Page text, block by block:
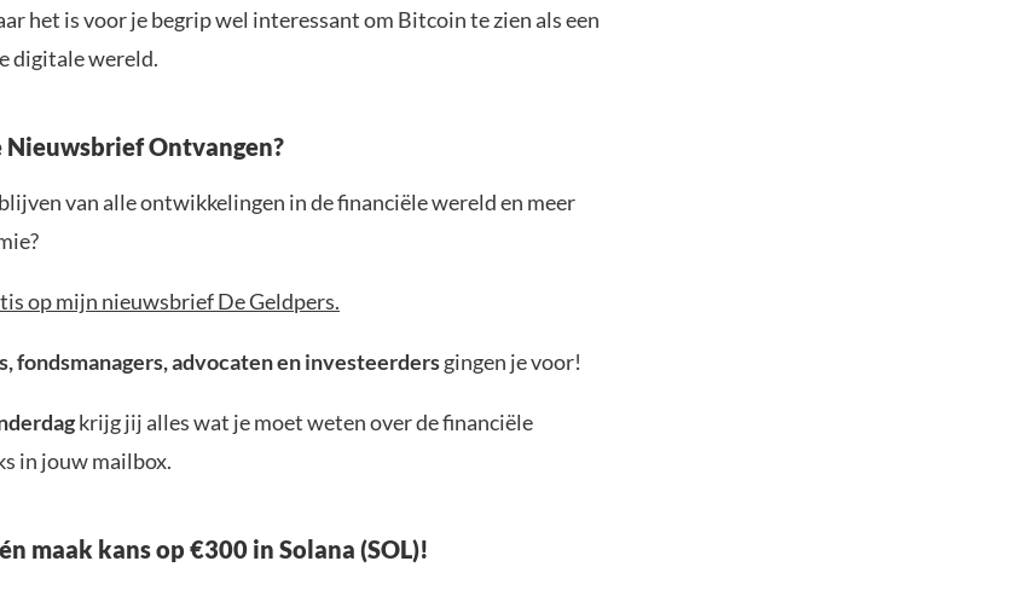
het is voor je begrip wel interessant om Bitcoin te zien als een
digitale wereld.
Ontvangen?
van alle ontwikkelingen in de financiële wereld en meer
op mijn nieuwsbrief De Geldpers.
fondsmanagers, advocaten en investeerdersgingen je voor!
krijg jij alles wat je moet weten over de financiële
in jouw mailbox.
maak kans op €300 in Solana (SOL)!